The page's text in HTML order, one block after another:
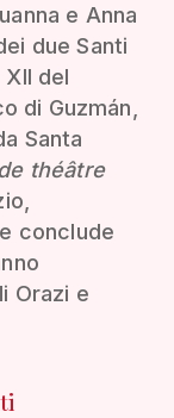
e Anna
due Santi
del
di Guzmán,
Santa
théâtre
conclude
Orazi e